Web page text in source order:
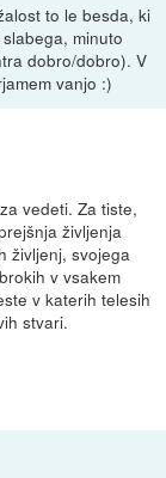
to le besda, ki
minuto
dobro/dobro). V
vanjo :)
vedeti. Za tiste,
življenja
življenj, svojega
v vsakem
v katerih telesih
stvari.